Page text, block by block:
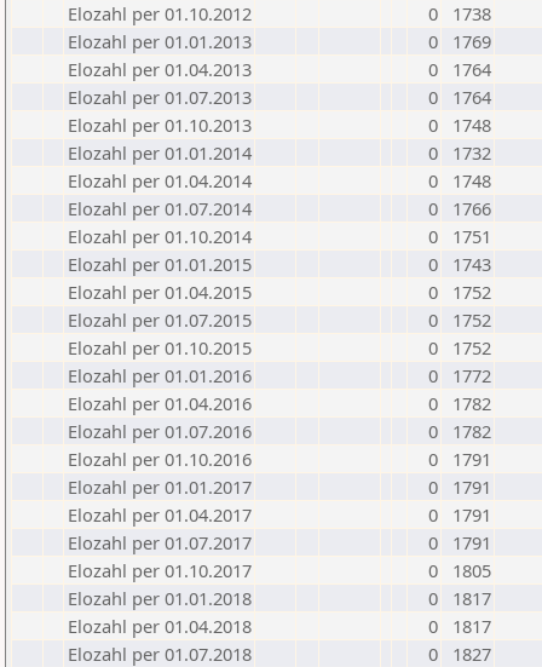
Elozahl per 01.10.2012
0
1738
Elozahl per 01.01.2013
0
1769
Elozahl per 01.04.2013
0
1764
Elozahl per 01.07.2013
0
1764
Elozahl per 01.10.2013
0
1748
Elozahl per 01.01.2014
0
1732
Elozahl per 01.04.2014
0
1748
Elozahl per 01.07.2014
0
1766
Elozahl per 01.10.2014
0
1751
Elozahl per 01.01.2015
0
1743
Elozahl per 01.04.2015
0
1752
Elozahl per 01.07.2015
0
1752
Elozahl per 01.10.2015
0
1752
Elozahl per 01.01.2016
0
1772
Elozahl per 01.04.2016
0
1782
Elozahl per 01.07.2016
0
1782
Elozahl per 01.10.2016
0
1791
Elozahl per 01.01.2017
0
1791
Elozahl per 01.04.2017
0
1791
Elozahl per 01.07.2017
0
1791
Elozahl per 01.10.2017
0
1805
Elozahl per 01.01.2018
0
1817
Elozahl per 01.04.2018
0
1817
Elozahl per 01.07.2018
0
1827